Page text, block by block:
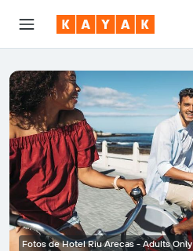
Fotos de Hotel Riu Arecas - Adults Only